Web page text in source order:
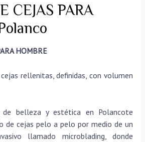
CEJAS PARA
HOMBRE
rellenitas, definidas, con volumen
belleza y estética en Polancote
de cejas pelo a pelo por medio de un
llamado microblading, donde